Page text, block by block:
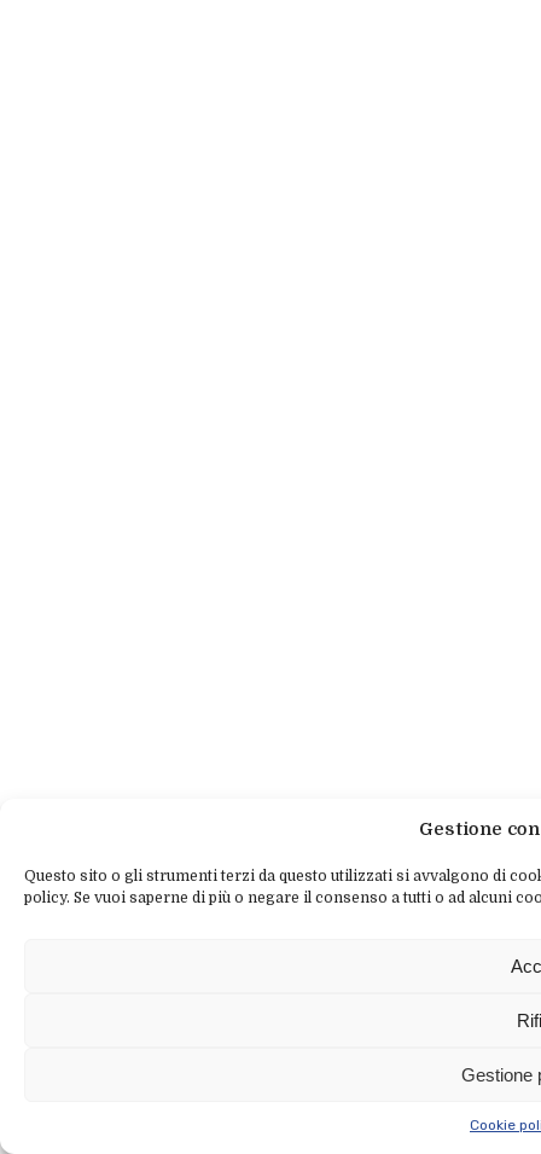
Gestione
Questo sito o gli strumenti terzi da questo utilizzati si avvalgono di
policy. Se vuoi saperne di più o negare il consenso a tutti o ad alcuni
Gestione
Cookie